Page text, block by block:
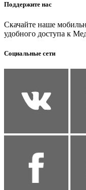
Поддержите нас
Скачайте наше
удобного доступа к
Социальные сети